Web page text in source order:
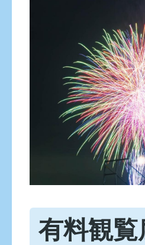
有料観覧